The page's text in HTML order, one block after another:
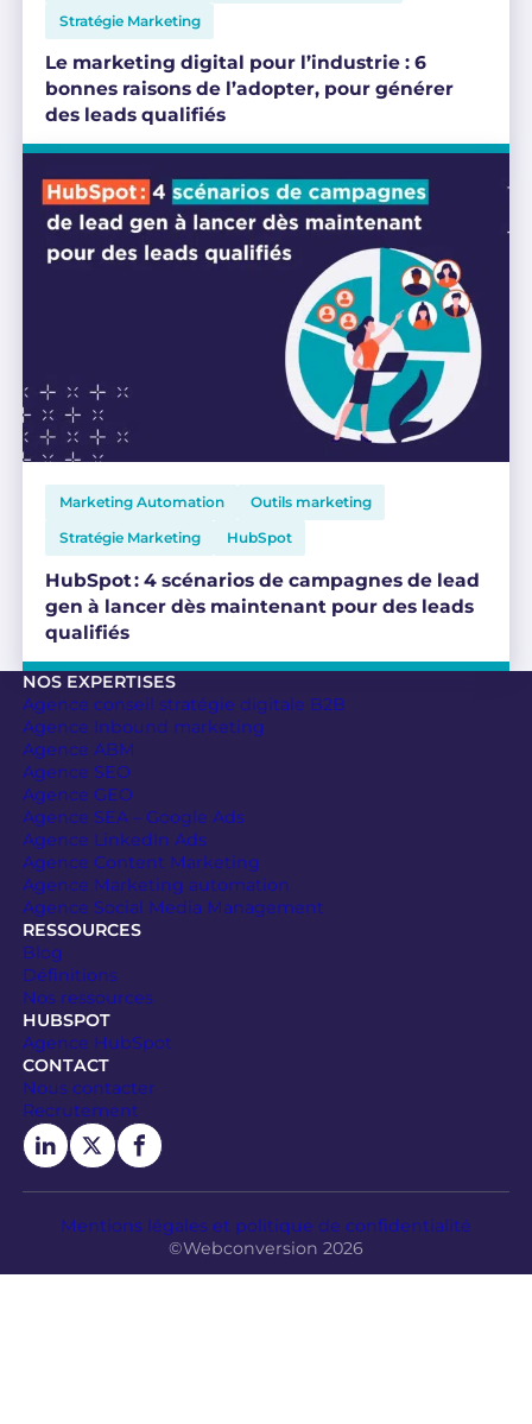
Stratégie Marketing
Le marketing digital pour l’industrie : 6
bonnes raisons de l’adopter, pour générer
des leads qualifiés
Marketing Automation
Outils marketing
Stratégie Marketing
HubSpot
HubSpot : 4 scénarios de campagnes de lead
gen à lancer dès maintenant pour des leads
qualifiés
NOS EXPERTISES
Agence conseil stratégie digitale B2B
Agence Inbound marketing
Agence ABM
Agence SEO
Agence GEO
Agence SEA – Google Ads
Agence LinkedIn Ads
Agence Content Marketing
Agence Marketing automation
Agence Social Media Management
RESSOURCES
Blog
Définitions
Nos ressources
HUBSPOT
Agence HubSpot
CONTACT
Nous contacter
Recrutement
Mentions légales et politique de confidentialité
©Webconversion 2026